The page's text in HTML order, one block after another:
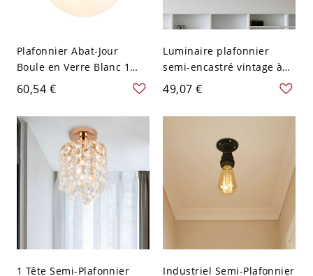
Plafonnier Abat-Jour
Boule en Verre Blanc 1
Tête Lampe Encastrée
Style Artisan Auvent Rond
en Bois - Bois 110 V-120 V
60,54 €
Luminaire plafonnier
semi-encastré vintage à
ampoule unique en métal
noir avec bordure
festonnée
49,07 €
1 Tête Semi-Plafonnier Industriel Semi-Plafonnier